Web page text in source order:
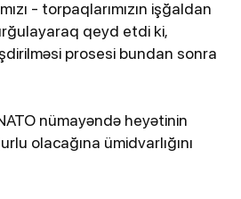
- torpaqlarımızın işğaldan
qeyd etdi ki,
prosesi bundan sonra
nümayəndə heyətinin
olacağına ümidvarlığını